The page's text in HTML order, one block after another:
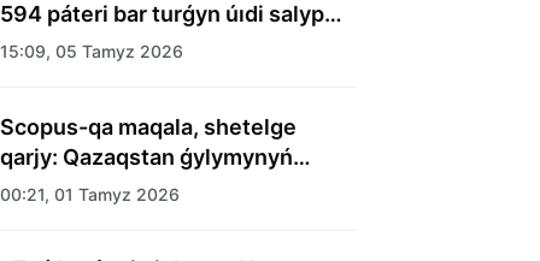
594 páteri bar turǵyn úıdi salyp
bitti
15:09, 05 Tamyz 2026
Scopus-qa maqala, shetelge
qarjy: Qazaqstan ǵylymynyń
esebi kimge kerek?
00:21, 01 Tamyz 2026